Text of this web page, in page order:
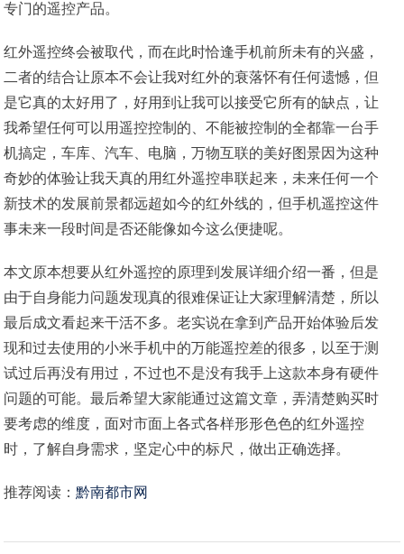
专门的遥控产品。
红外遥控终会被取代，而在此时恰逢手机前所未有的兴盛，
二者的结合让原本不会让我对红外的衰落怀有任何遗憾，但
是它真的太好用了，好用到让我可以接受它所有的缺点，让
我希望任何可以用遥控控制的、不能被控制的全都靠一台手
机搞定，车库、汽车、电脑，万物互联的美好图景因为这种
奇妙的体验让我天真的用红外遥控串联起来，未来任何一个
新技术的发展前景都远超如今的红外线的，但手机遥控这件
事未来一段时间是否还能像如今这么便捷呢。
本文原本想要从红外遥控的原理到发展详细介绍一番，但是
由于自身能力问题发现真的很难保证让大家理解清楚，所以
最后成文看起来干活不多。老实说在拿到产品开始体验后发
现和过去使用的小米手机中的万能遥控差的很多，以至于测
试过后再没有用过，不过也不是没有我手上这款本身有硬件
问题的可能。最后希望大家能通过这篇文章，弄清楚购买时
要考虑的维度，面对市面上各式各样形形色色的红外遥控
时，了解自身需求，坚定心中的标尺，做出正确选择。
推荐阅读：黔南都市网